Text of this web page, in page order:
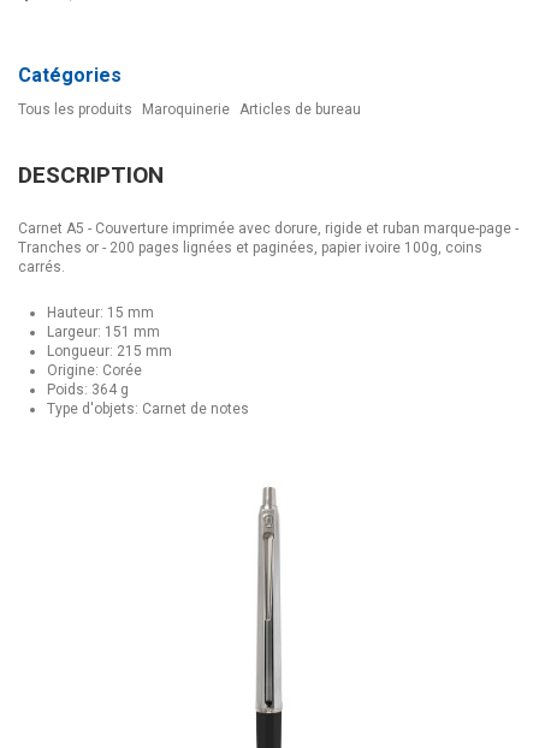
Catégories
Tous les produits Maroquinerie Articles de bureau
DESCRIPTION
Carnet A5 - Couverture imprimée avec dorure, rigide et ruban marque-page -
Tranches or - 200 pages lignées et paginées, papier ivoire 100g, coins
carrés.
Hauteur: 15 mm
Largeur: 151 mm
Longueur: 215 mm
Origine: Corée
Poids: 364 g
Type d'objets: Carnet de notes